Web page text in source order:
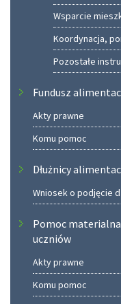
Wsparcie
Koordynacja,
Pozostałe
Fundusz
Akty prawne
Komu pomoc
Dłużnicy
Wniosek o podjęcie
Pomoc
uczniów
Akty prawne
Komu pomoc